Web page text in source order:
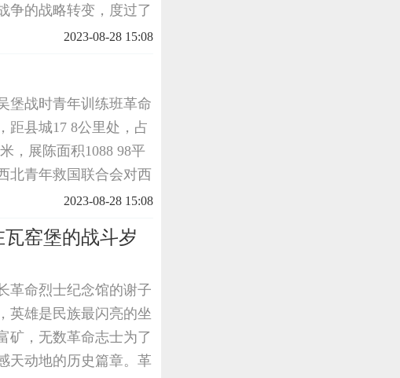
争的战略转变，度过了
在凤凰山下的一孔普通
2023-08-28 15:08
堡战时青年训练班革命
距县城17 8公里处，占
，展陈面积1088 98平
北青年救国联合会对西
领导。1937年9月下
2023-08-28 15:08
窑堡的战斗岁
革命烈士纪念馆的谢子
英雄是民族最闪亮的坐
矿，无数革命志士为了
天动地的历史篇章。革